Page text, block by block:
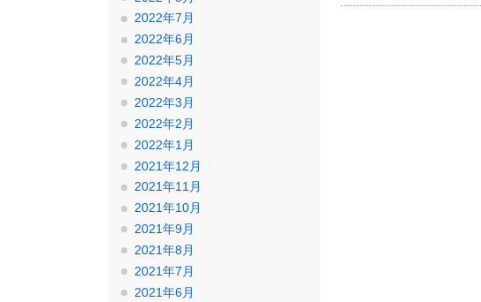
2022年7月
2022年6月
2022年5月
2022年4月
2022年3月
2022年2月
2022年1月
2021年12月
2021年11月
2021年10月
2021年9月
2021年8月
2021年7月
2021年6月